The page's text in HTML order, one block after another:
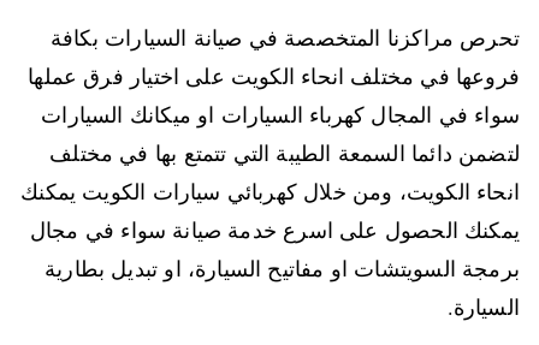
تحرص مراكزنا المتخصصة في صيانة السيارات بكافة
فروعها في مختلف انحاء الكويت على اختيار فرق عملها
سواء في المجال كهرباء السيارات او ميكانك السيارات
لتضمن دائما السمعة الطيبة التي تتمتع بها في مختلف
انحاء الكويت، ومن خلال كهربائي سيارات الكويت يمكنك
يمكنك الحصول على اسرع خدمة صيانة سواء في مجال
برمجة السويتشات او مفاتيح السيارة، او تبديل بطارية
السيارة.